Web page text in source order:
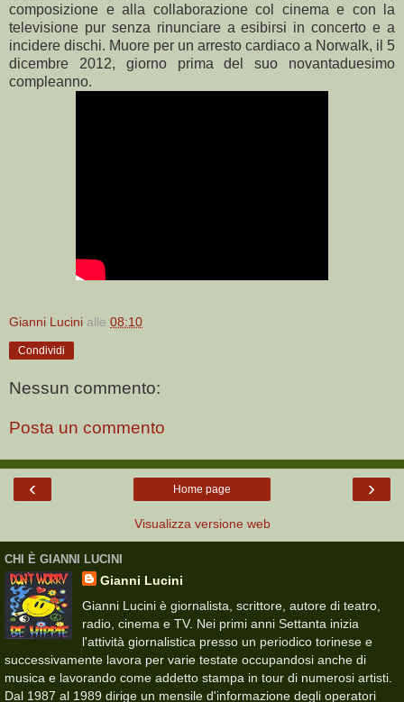
composizione e alla collaborazione col cinema e con la
televisione pur senza rinunciare a esibirsi in concerto e a
incidere dischi. Muore per un arresto cardiaco a Norwalk, il 5
dicembre 2012, giorno prima del suo novantaduesimo
compleanno.
Gianni Lucini alle 08:10
Condividi
Nessun commento:
Posta un commento
‹ ›
Home page
Visualizza versione web
CHI È GIANNI LUCINI
Gianni Lucini
Gianni Lucini è giornalista, scrittore, autore di teatro,
radio, cinema e TV. Nei primi anni Settanta inizia
l'attività giornalistica presso un periodico torinese e
successivamente lavora per varie testate occupandosi anche di
musica e lavorando come addetto stampa in tour di numerosi artisti.
Dal 1987 al 1989 dirige un mensile d'informazione degli operatori